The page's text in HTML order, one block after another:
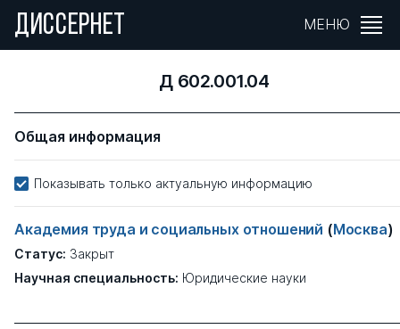
ДИССЕРНЕТ МЕНЮ
Д 602.001.04
Общая информация
Показывать только актуальную информацию
Академия труда и социальных отношений (Москва)
Статус: Закрыт
Научная специальность: Юридические науки